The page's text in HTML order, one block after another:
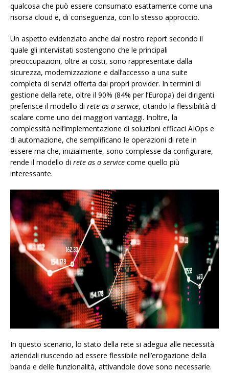
qualcosa che può essere consumato esattamente come una
risorsa cloud e, di conseguenza, con lo stesso approccio.
Un aspetto evidenziato anche dal nostro report secondo il
quale gli intervistati sostengono che le principali
preoccupazioni, oltre ai costi, sono rappresentate dalla
sicurezza, modernizzazione e dall’accesso a una suite
completa di servizi offerta dai propri provider. In termini di
gestione della rete, oltre il 90% (84% per l’Europa) dei dirigenti
preferisce il modello di rete as a service, citando la flessibilità di
scalare come uno dei maggiori vantaggi. Inoltre, la
complessità nell’implementazione di soluzioni efficaci AIOps e
di automazione, che semplificano le operazioni di rete in
essere ma che, inizialmente, sono complesse da configurare,
rende il modello di rete as a service come quello più
interessante.
In questo scenario, lo stato della rete si adegua alle necessità
aziendali riuscendo ad essere flessibile nell’erogazione della
banda e delle funzionalità, attivandole dove sono necessarie.